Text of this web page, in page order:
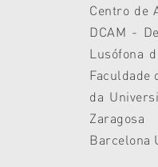
Centro de
DCAM -
Lusófona
Faculdade
da
Barcelona